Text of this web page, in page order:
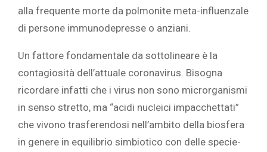
alla frequente morte da polmonite meta-influenzale
di persone immunodepresse o anziani.
Un fattore fondamentale da sottolineare è la
contagiosità dell’attuale coronavirus. Bisogna
ricordare infatti che i virus non sono microrganismi
in senso stretto, ma “acidi nucleici impacchettati”
che vivono trasferendosi nell’ambito della biosfera
in genere in equilibrio simbiotico con delle specie-